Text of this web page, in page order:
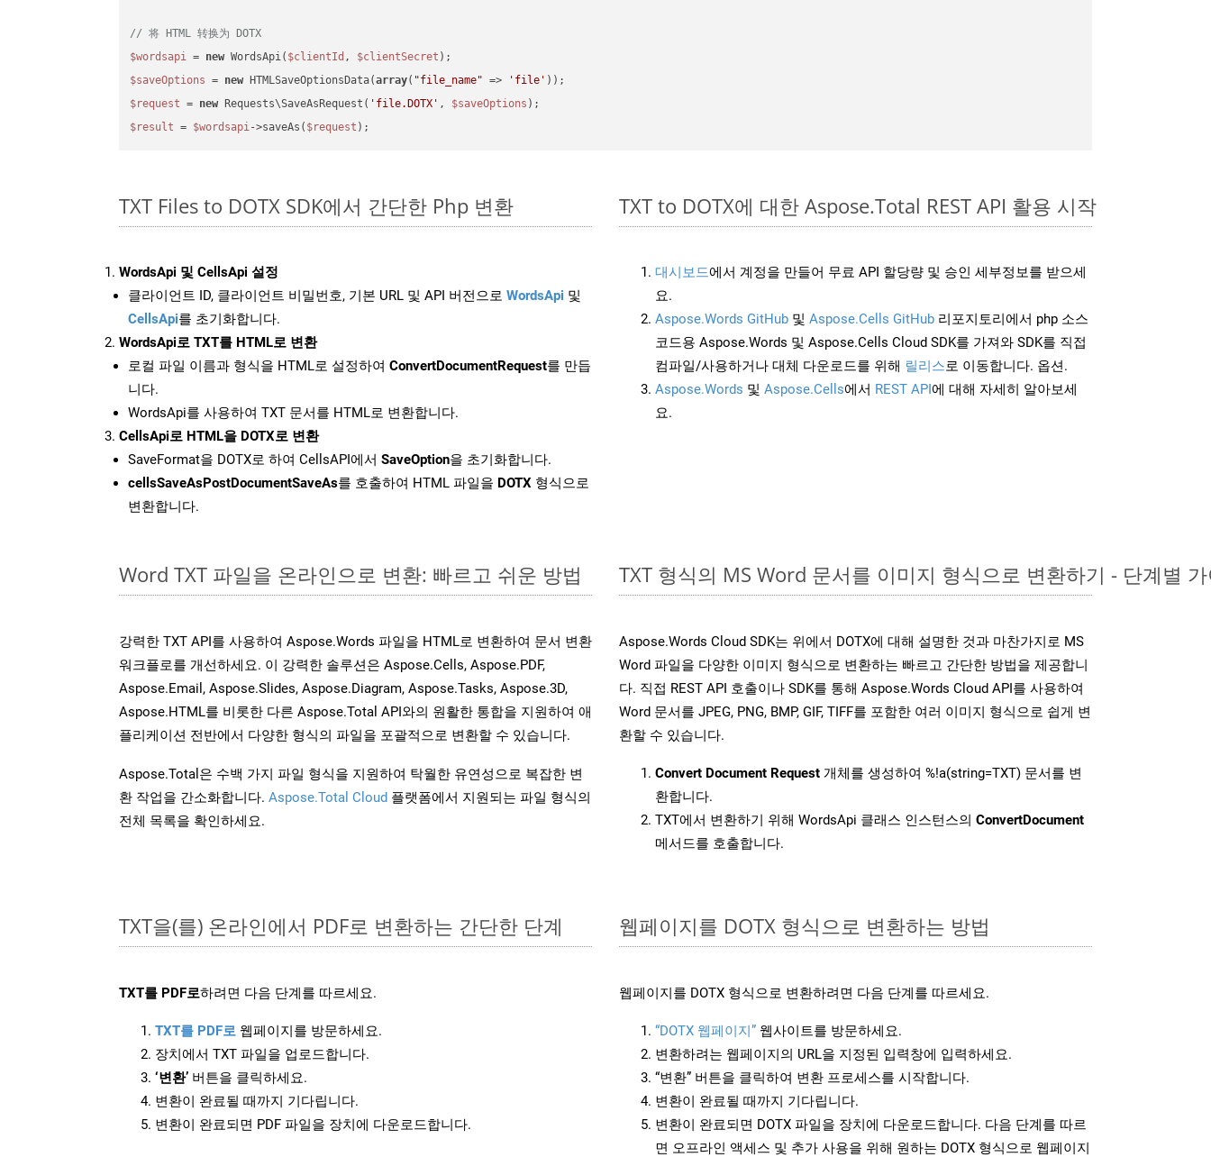
// 将 HTML 转换为 DOTX
$wordsapi = new WordsApi( $clientId , $clientSecret
$saveOptions = new HTMLSaveOptionsData(array( "file_name" => 'file'
$request = new Requests\SaveAsRequest( 'file.DOTX' , $saveOptions
$result = $wordsapi->saveAs( $request
TXT Files to DOTX SDK에서 간단한 Php 변환
WordsApi 및 CellsApi 설정
클라이언트 ID, 클라이언트 비밀번호, 기본 URL 및 API 버전으로 WordsApi 및
CellsApi를 초기화합니다.
WordsApi로 TXT를 HTML로 변환
로컬 파일 이름과 형식을 HTML로 설정하여 ConvertDocumentRequest를 만듭
니다.
WordsApi를 사용하여 TXT 문서를 HTML로 변환합니다.
CellsApi로 HTML을 DOTX로 변환
SaveFormat을 DOTX로 하여 CellsAPI에서 SaveOption을 초기화합니다.
cellsSaveAsPostDocumentSaveAs를 호출하여 HTML 파일을 DOTX 형식으로
변환합니다.
TXT to DOTX에 대한 Aspose.Total REST API 활용 시작
대시보드에서 계정을 만들어 무료 API 할당량 및 승인 세부정보를 받으세
요.
Aspose.Words GitHub 및 Aspose.Cells GitHub 리포지토리에서 php 소스
코드용 Aspose.Words 및 Aspose.Cells Cloud SDK를 가져와 SDK를 직접
컴파일/사용하거나 대체 다운로드를 위해 릴리스로 이동합니다. 옵션.
Aspose.Words 및 Aspose.Cells에서 REST API에 대해 자세히 알아보세
요.
Word TXT 파일을 온라인으로 변환: 빠르고 쉬운 방법
강력한 TXT API를 사용하여 Aspose.Words 파일을 HTML로 변환하여 문서 변환
워크플로를 개선하세요. 이 강력한 솔루션은 Aspose.Cells, Aspose.PDF,
Aspose.Email, Aspose.Slides, Aspose.Diagram, Aspose.Tasks, Aspose.3D,
Aspose.HTML를 비롯한 다른 Aspose.Total API와의 원활한 통합을 지원하여 애
플리케이션 전반에서 다양한 형식의 파일을 포괄적으로 변환할 수 있습니다.
Aspose.Total은 수백 가지 파일 형식을 지원하여 탁월한 유연성으로 복잡한 변
환 작업을 간소화합니다. Aspose.Total Cloud 플랫폼에서 지원되는 파일 형식의
전체 목록을 확인하세요.
TXT 형식의 MS Word 문서를 이미지 형식으로 변환하기 - 단계별
Aspose.Words Cloud SDK는 위에서 DOTX에 대해 설명한 것과 마찬가지로 MS
Word 파일을 다양한 이미지 형식으로 변환하는 빠르고 간단한 방법을 제공합니
다. 직접 REST API 호출이나 SDK를 통해 Aspose.Words Cloud API를 사용하여
Word 문서를 JPEG, PNG, BMP, GIF, TIFF를 포함한 여러 이미지 형식으로 쉽게 변
환할 수 있습니다.
Convert Document Request 개체를 생성하여 %!a(string=TXT) 문서를 변
환합니다.
TXT에서 변환하기 위해 WordsApi 클래스 인스턴스의 ConvertDocument
메서드를 호출합니다.
TXT을(를) 온라인에서 PDF로 변환하는 간단한 단계
TXT를 PDF로하려면 다음 단계를 따르세요.
TXT를 PDF로 웹페이지를 방문하세요.
장치에서 TXT 파일을 업로드합니다.
‘변환’ 버튼을 클릭하세요.
변환이 완료될 때까지 기다립니다.
변환이 완료되면 PDF 파일을 장치에 다운로드합니다.
웹페이지를 DOTX 형식으로 변환하는 방법
웹페이지를 DOTX 형식으로 변환하려면 다음 단계를 따르세요.
“DOTX 웹페이지” 웹사이트를 방문하세요.
변환하려는 웹페이지의 URL을 지정된 입력창에 입력하세요.
“변환” 버튼을 클릭하여 변환 프로세스를 시작합니다.
변환이 완료될 때까지 기다립니다.
변환이 완료되면 DOTX 파일을 장치에 다운로드합니다. 다음 단계를 따르
면 오프라인 액세스 및 추가 사용을 위해 원하는 DOTX 형식으로 웹페이지